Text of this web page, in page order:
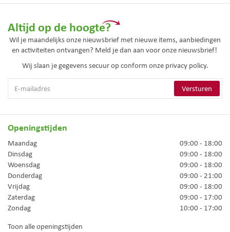
Altijd op de hoogte?
Wil je maandelijks onze nieuwsbrief met nieuwe items, aanbiedingen
en activiteiten ontvangen? Meld je dan aan voor onze nieuwsbrief!
Wij slaan je gegevens secuur op conform onze privacy policy.
Openingstijden
Maandag
09:00 - 18:00
Dinsdag
09:00 - 18:00
Woensdag
09:00 - 18:00
Donderdag
09:00 - 21:00
Vrijdag
09:00 - 18:00
Zaterdag
09:00 - 17:00
Zondag
10:00 - 17:00
Toon alle openingstijden